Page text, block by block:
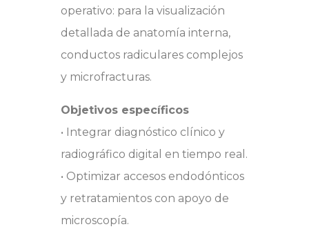
operativo: para la visualización
detallada de anatomía interna,
conductos radiculares complejos
y microfracturas.
Objetivos específicos
• Integrar diagnóstico clínico y
radiográfico digital en tiempo real.
• Optimizar accesos endodónticos
y retratamientos con apoyo de
microscopía.